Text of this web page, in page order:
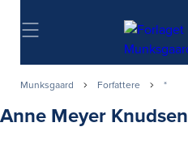
Søg
Munksgaard Forfattere *
Anne Meyer Knudsen